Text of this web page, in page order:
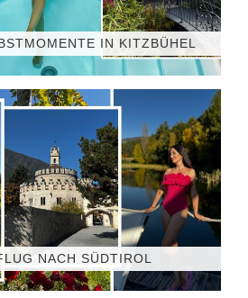
IN KITZBÜHEL
NACH SÜDTIROL